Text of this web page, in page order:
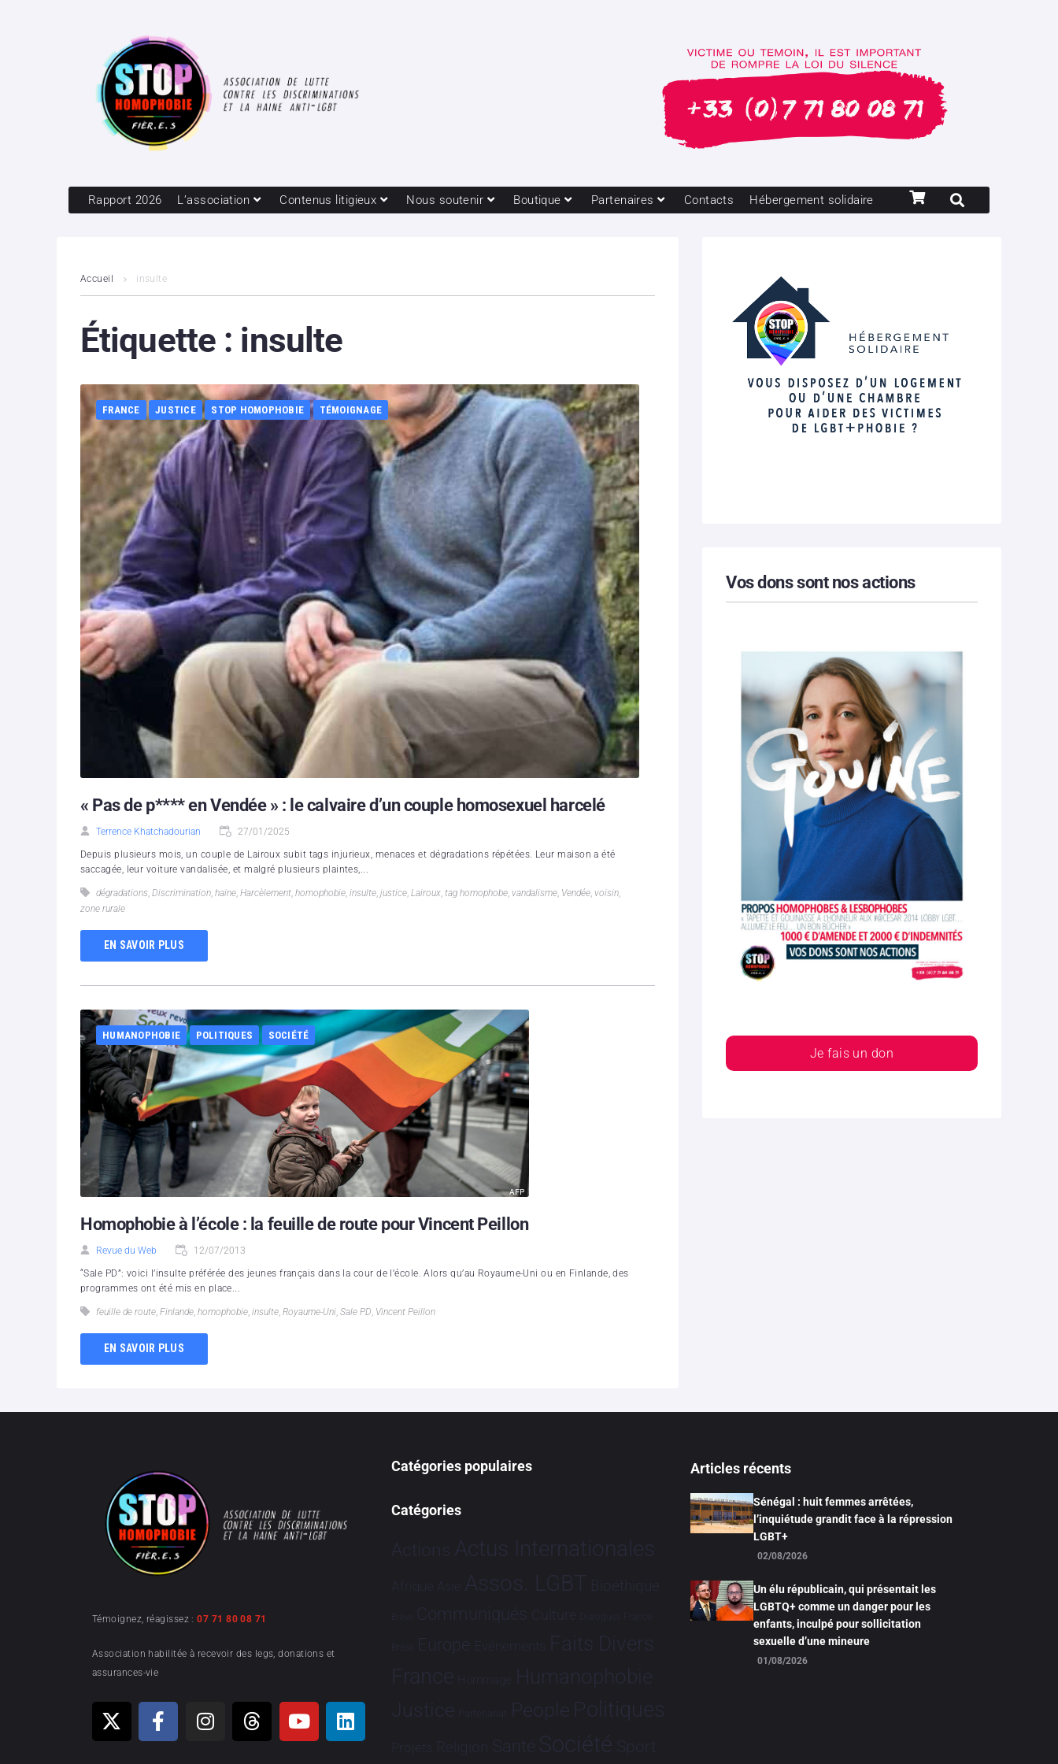
Rapport 2026 L’association Contenus litigieux Nous soutenir Boutique Partenaires Contacts Hébergement solidaire
Accueil insulte
Étiquette : insulte
FRANCE JUSTICE STOP HOMOPHOBIE TÉMOIGNAGE
« Pas de p**** en Vendée » : le calvaire d’un couple homosexuel harcelé
Terrence Khatchadourian 27/01/2025
Depuis plusieurs mois, un couple de Lairoux subit tags injurieux, menaces et dégradations répétées. Leur maison a été
saccagée, leur voiture vandalisée, et malgré plusieurs plaintes,...
dégradations, Discrimination, haine, Harcèlement, homophobie, insulte, justice, Lairoux, tag homophobe, vandalisme, Vendée, voisin,
zone rurale
EN SAVOIR PLUS
HUMANOPHOBIE POLITIQUES SOCIÉTÉ
Homophobie à l’école : la feuille de route pour Vincent Peillon
Revue du Web 12/07/2013
“Sale PD”: voici l’insulte préférée des jeunes français dans la cour de l’école. Alors qu’au Royaume-Uni ou en Finlande, des
programmes ont été mis en place...
feuille de route, Finlande, homophobie, insulte, Royaume-Uni, Sale PD, Vincent Peillon
EN SAVOIR PLUS
Vos dons sont nos actions
Je fais un don
Témoignez, réagissez :07 71 80 08 71
Association habilitée à recevoir des legs, donations et
assurances-vie
Catégories populaires
Catégories
Actions Actus Internationales
Afrique Asie Assos. LGBT Bioéthique
Brève Communiqués Culture Dialogues France-
Brésil Europe Evénements Faits Divers
France Hommage Humanophobie
Justice Partenariat People Politiques
Projets Religion Santé Société Sport
Articles récents
Sénégal : huit femmes arrêtées,
l’inquiétude grandit face à la répression
LGBT+
02/08/2026
Un élu républicain, qui présentait les
LGBTQ+ comme un danger pour les
enfants, inculpé pour sollicitation
sexuelle d’une mineure
01/08/2026